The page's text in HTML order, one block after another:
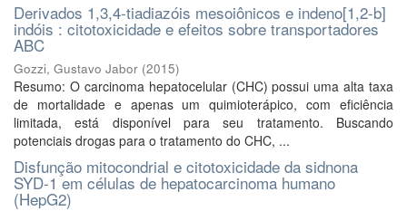
Derivados 1,3,4-tiadiazóis mesoiônicos e indeno[1,2-b]
indóis : citotoxicidade e efeitos sobre transportadores
ABC
Gozzi, Gustavo Jabor (2015)
Resumo: O carcinoma hepatocelular (CHC) possui uma alta taxa
de mortalidade e apenas um quimioterápico, com eficiência
limitada, está disponível para seu tratamento. Buscando
potenciais drogas para o tratamento do CHC, ...
Disfunção mitocondrial e citotoxicidade da sidnona
SYD-1 em células de hepatocarcinoma humano
(HepG2)